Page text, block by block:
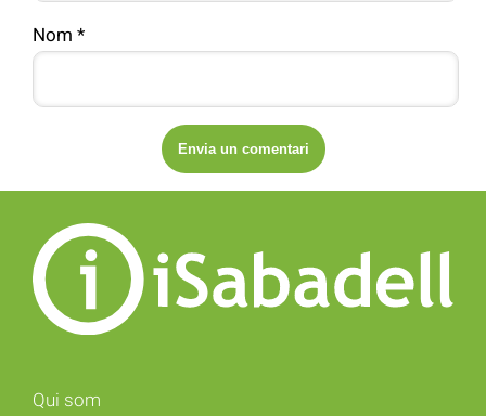
Nom *
Qui som